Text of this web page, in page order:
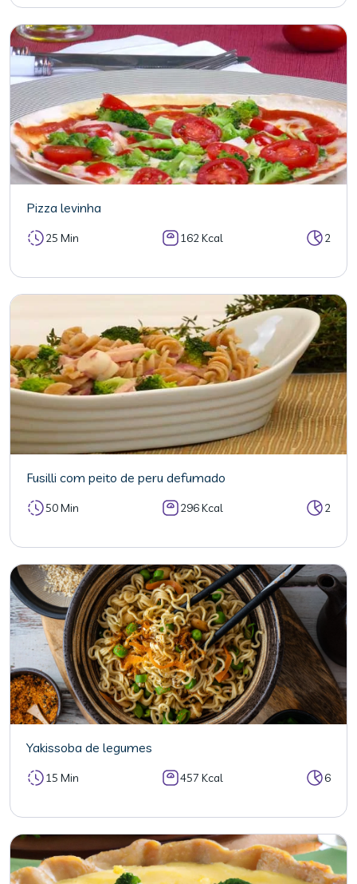
Pizza levinha
25 Min 162 Kcal 2
Fusilli com peito de peru defumado
50 Min 296 Kcal 2
Yakissoba de legumes
15 Min 457 Kcal 6